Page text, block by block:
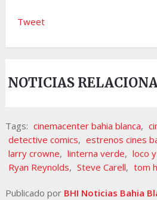
Tweet
NOTICIAS
Tags: cinemacenter bahia blanca,
detective comics, estrenos cines
larry crowne, linterna verde, loco
Ryan Reynolds, Steve Carell, tom
Publicado por BHI Noticias Bahia